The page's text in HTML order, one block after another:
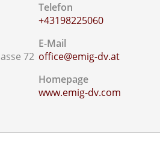
72
Telefon
+43198225060
E-Mail
office@emig-dv.at
Homepage
www.emig-dv.com